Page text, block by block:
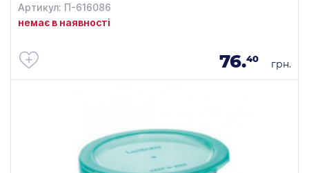
Артикул: П-616086
немає в наявності
76.40 грн.